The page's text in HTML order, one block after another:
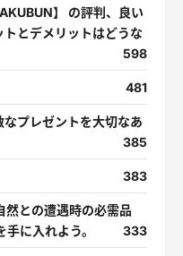
】 の評判、良い
とデメリットはどうな
598
481
プレゼントを大切なあ
385
383
との遭遇時の必需品
に入れよう。
333